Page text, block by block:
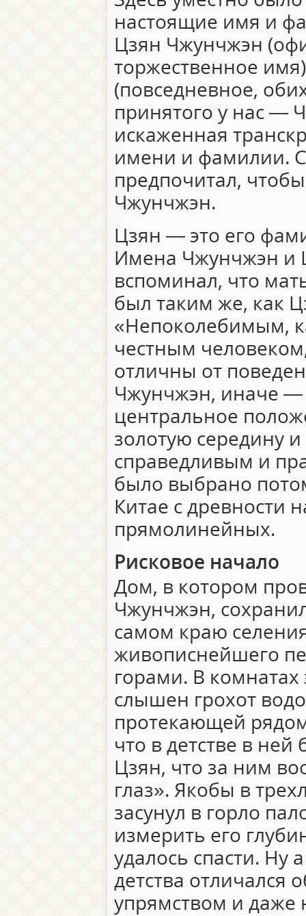
настоящие имя и
Цзян Чжунчжэн
торжественное
(повседневное,
принятого у нас —
искаженная
имени и фамилии.
предпочитал,
Чжунчжэн.
Цзян — это его
Имена Чжунчжэн и
вспоминал, что
был таким же, как
«Непоколебимым,
честным
отличны от
Чжунчжэн, иначе
центральное
золотую середину
справедливым и
было выбрано
Китае с древности
прямолинейных.
Рисковое начало
Дом, в котором
Чжунчжэн,
самом краю
живописнейшего
горами. В комнатах
слышен грохот
протекающей
что в детстве в
Цзян, что за ним
глаз». Якобы в
засунул в горло
измерить его
удалось спасти. Ну
детства отличался
упрямством и даже